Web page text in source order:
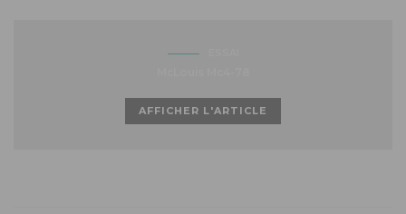
AFFICHER L'ARTICLE